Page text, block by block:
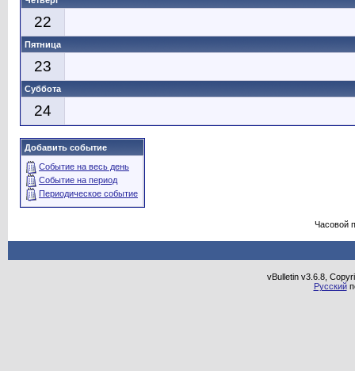
22
Пятница
23
Суббота
24
Добавить событие
Событие на весь день
Событие на период
Периодическое событие
Часовой
vBulletin v3.6.8,
Русский